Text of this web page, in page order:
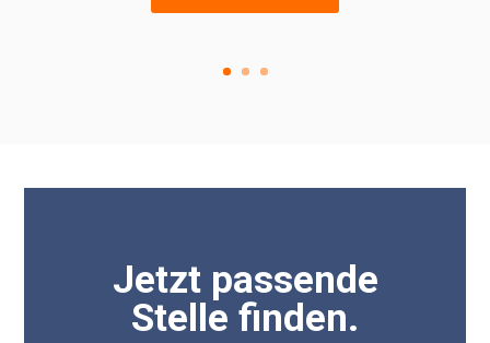
Jetzt passende
Stelle finden.